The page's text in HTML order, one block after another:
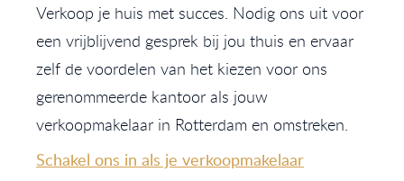
Verkoop je huis met succes. Nodig ons uit voor
een vrijblijvend gesprek bij jou thuis en ervaar
zelf de voordelen van het kiezen voor ons
gerenommeerde kantoor als jouw
verkoopmakelaar in Rotterdam en omstreken.
Schakel ons in als je verkoopmakelaar